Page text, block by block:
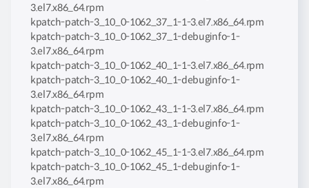
3.el7.x86_64.rpm
kpatch-patch-3_10_0-1062_37_1-1-3.el7.x86_64.rpm
kpatch-patch-3_10_0-1062_37_1-debuginfo-1-
3.el7.x86_64.rpm
kpatch-patch-3_10_0-1062_40_1-1-3.el7.x86_64.rpm
kpatch-patch-3_10_0-1062_40_1-debuginfo-1-
3.el7.x86_64.rpm
kpatch-patch-3_10_0-1062_43_1-1-3.el7.x86_64.rpm
kpatch-patch-3_10_0-1062_43_1-debuginfo-1-
3.el7.x86_64.rpm
kpatch-patch-3_10_0-1062_45_1-1-3.el7.x86_64.rpm
kpatch-patch-3_10_0-1062_45_1-debuginfo-1-
3.el7.x86_64.rpm